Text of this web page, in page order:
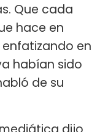
Que cada
hace en
enfatizando en
habían sido
de su